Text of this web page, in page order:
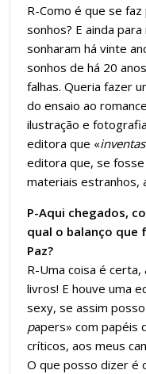
R-Como é que se
sonhos? E ainda
sonharam há vinte
sonhos de há 20
falhas. Queria fazer
do ensaio ao
ilustração e
editora que «
editora que, se
materiais estranhos,
P-Aqui chegados,
qual o balanço que
Paz?
R-Uma coisa é
livros! E houve uma
sexy, se assim
papers» com papéis
críticos, aos meus
O que posso dizer é